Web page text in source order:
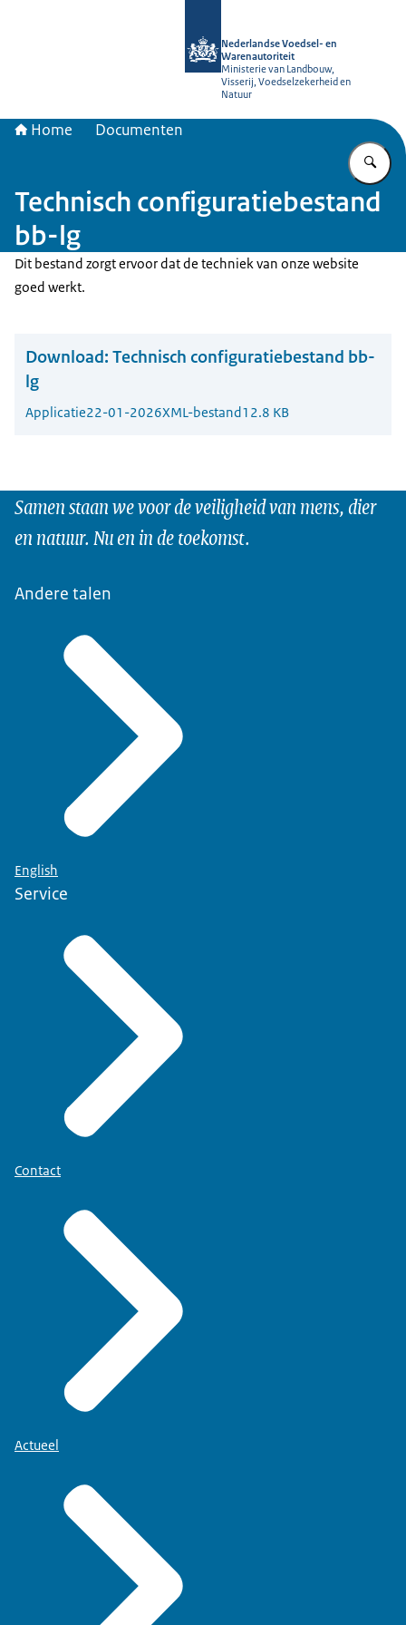
Nederlandse Voedsel- en
Warenautoriteit
Ministerie van Landbouw,
Visserij, Voedselzekerheid en
Natuur
Home Documenten
Technisch configuratiebestand
bb-lg
Dit bestand zorgt ervoor dat de techniek van onze website
goed werkt.
Download: Technisch configuratiebestand bb-
lg
Applicatie22-01-2026XML-bestand12.8 KB
Samen staan we voor de veiligheid van mens, dier
en natuur. Nu en in de toekomst.
Andere talen
English
Service
Contact
Actueel